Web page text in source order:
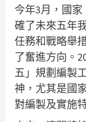
今年3月，國
確了未來五年
任務和戰略舉
了奮進方向。
五」規劃編製
神，尤其是國
對編製及實施